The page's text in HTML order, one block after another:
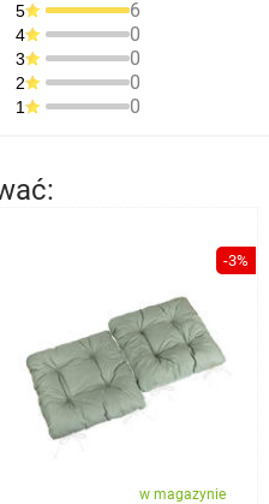
5 6
4 0
3 0
2 0
1 0
-3%
w magazynie